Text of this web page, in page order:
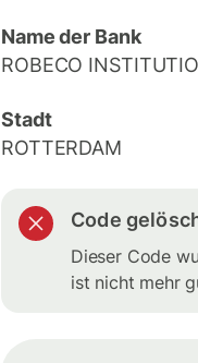
Name der Bank
ROBECO
Stadt
ROTTERDAM
Code
Dieser Code
ist nicht mehr